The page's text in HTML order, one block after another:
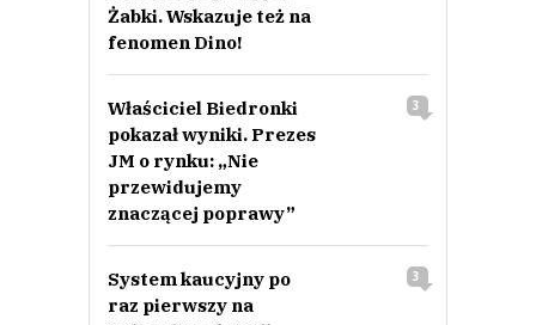
Żabki. Wskazuje też na
fenomen Dino!
Właściciel Biedronki
pokazał wyniki. Prezes
JM o rynku: „Nie
przewidujemy
znaczącej poprawy”
3
System kaucyjny po
raz pierwszy na
3